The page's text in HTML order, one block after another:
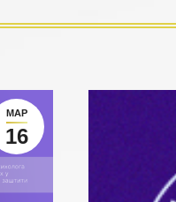
МАР
16